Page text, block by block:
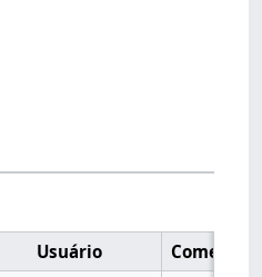
Usuário
Comentário